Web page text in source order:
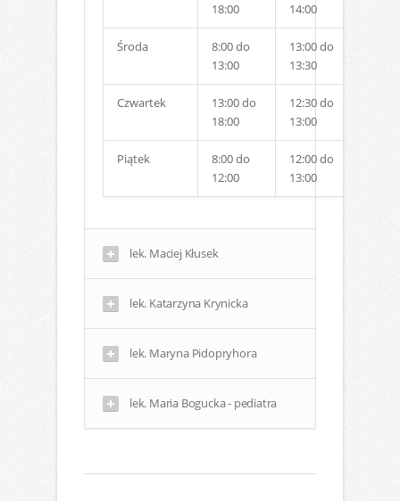
18:00
14:00
Środa
8:00 do
13:00
13:00 do
13:30
Czwartek
13:00 do
18:00
12:30 do
13:00
Piątek
8:00 do
12:00
12:00 do
13:00
lek. Maciej Kłusek
lek. Katarzyna Krynicka
lek. Maryna Pidopryhora
lek. Maria Bogucka - pediatra